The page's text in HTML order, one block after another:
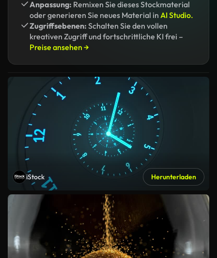
Anpassung: Remixen Sie dieses Stockmaterial
oder generieren Sie neues Material in AI Studio.
Zugriffsebenen: Schalten Sie den vollen
kreativen Zugriff und fortschrittliche KI frei –
Preise ansehen →
iStock Herunterladen